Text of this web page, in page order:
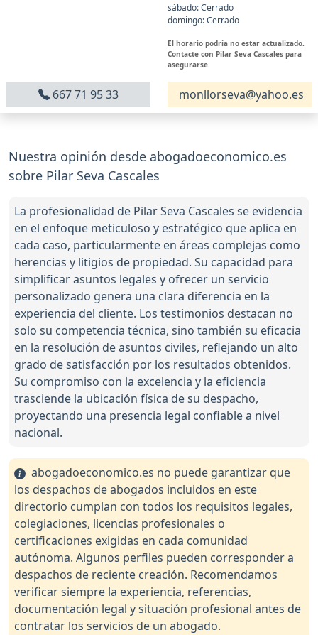
sábado: Cerrado
domingo: Cerrado
El horario podría no estar actualizado.
Contacte con Pilar Seva Cascales para
asegurarse.
667 71 95 33 monllorseva@yahoo.es
Nuestra opinión desde abogadoeconomico.es
sobre Pilar Seva Cascales
La profesionalidad de Pilar Seva Cascales se evidencia
en el enfoque meticuloso y estratégico que aplica en
cada caso, particularmente en áreas complejas como
herencias y litigios de propiedad. Su capacidad para
simplificar asuntos legales y ofrecer un servicio
personalizado genera una clara diferencia en la
experiencia del cliente. Los testimonios destacan no
solo su competencia técnica, sino también su eficacia
en la resolución de asuntos civiles, reflejando un alto
grado de satisfacción por los resultados obtenidos.
Su compromiso con la excelencia y la eficiencia
trasciende la ubicación física de su despacho,
proyectando una presencia legal confiable a nivel
nacional.
abogadoeconomico.es no puede garantizar que
los despachos de abogados incluidos en este
directorio cumplan con todos los requisitos legales,
colegiaciones, licencias profesionales o
certificaciones exigidas en cada comunidad
autónoma. Algunos perfiles pueden corresponder a
despachos de reciente creación. Recomendamos
verificar siempre la experiencia, referencias,
documentación legal y situación profesional antes de
contratar los servicios de un abogado.